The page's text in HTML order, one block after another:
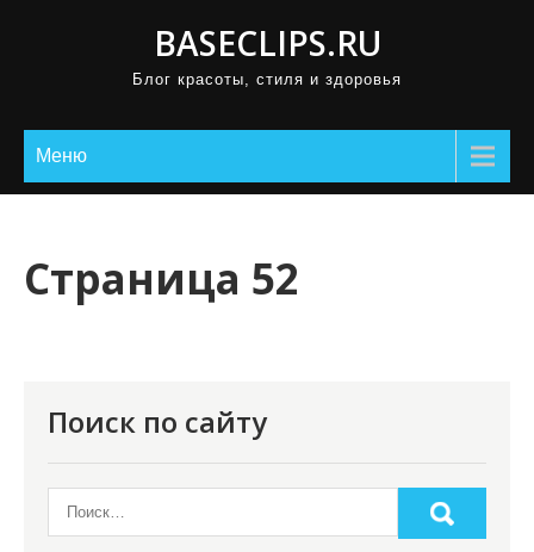
BASECLIPS.RU
Блог красоты, стиля и здоровья
Меню
Страница 52
Поиск по сайту